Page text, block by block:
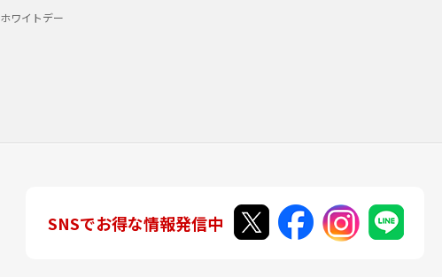
ホワイトデー
SNSでお得な情報発信中